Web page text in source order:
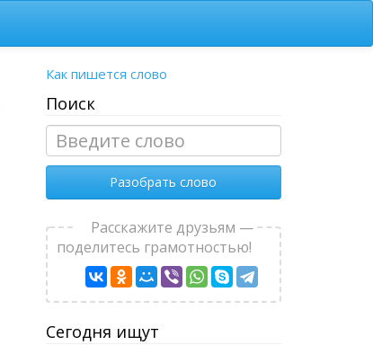
Как пишется слово
Поиск
Разобрать слово
Расскажите друзьям —
поделитесь грамотностью!
Сегодня ищут